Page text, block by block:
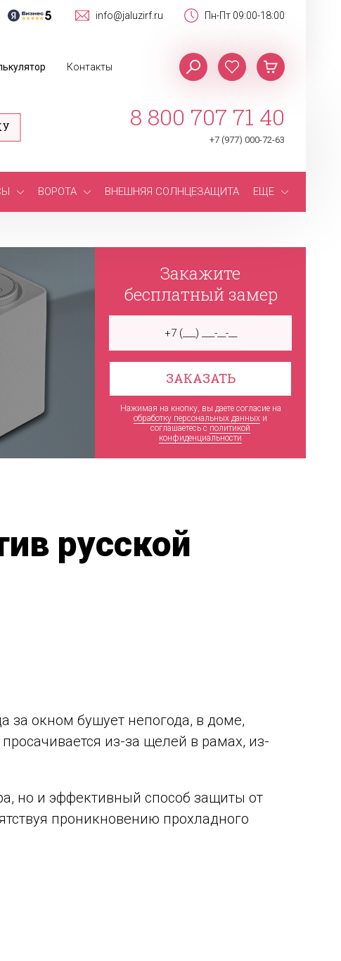
Пн-Пт 09:00-18:00
info@jaluzirf.ru
Контакты
8 800 707 71 40
+7 (977) 000-72-63
ВОРОТА ВНЕШНЯЯ СОЛНЦЕЗАЩИТА ЕЩЕ
Закажите
бесплатный замер
ЗАКАЗАТЬ
Нажимая на кнопку, вы даете согласие на
обработку персональных данных и
соглашаетесь c политикой
конфиденциальности
русской
за окном бушует непогода, в доме,
из-за щелей в рамах, из-
но и эффективный способ защиты от
проникновению прохладного